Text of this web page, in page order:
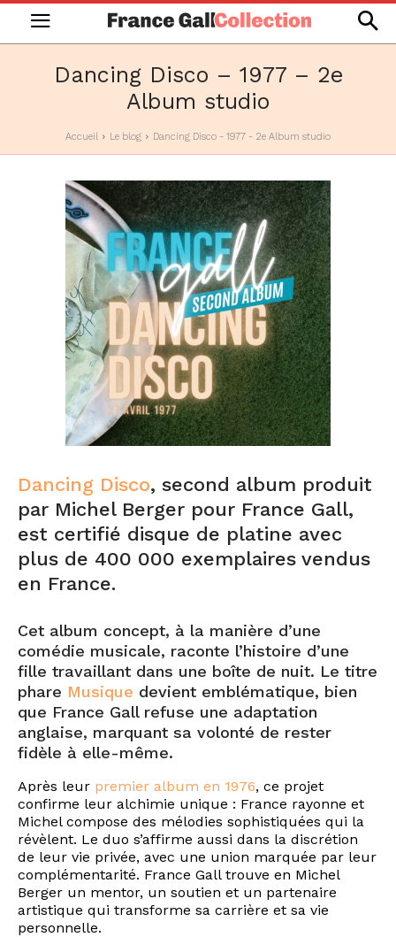
Dancing Disco – 1977 – 2e
Album studio
Accueil Le blog Dancing Disco - 1977 - 2e Album studio
Dancing Disco, second album produit
par Michel Berger pour France Gall,
est certifié disque de platine avec
plus de 400 000 exemplaires vendus
en France.
Cet album concept, à la manière d’une
comédie musicale, raconte l’histoire d’une
fille travaillant dans une boîte de nuit. Le titre
phare Musique devient emblématique, bien
que France Gall refuse une adaptation
anglaise, marquant sa volonté de rester
fidèle à elle-même.
Après leur premier album en 1976, ce projet
confirme leur alchimie unique : France rayonne et
Michel compose des mélodies sophistiquées qui la
révèlent. Le duo s’affirme aussi dans la discrétion
de leur vie privée, avec une union marquée par leur
complémentarité. France Gall trouve en Michel
Berger un mentor, un soutien et un partenaire
artistique qui transforme sa carrière et sa vie
personnelle.